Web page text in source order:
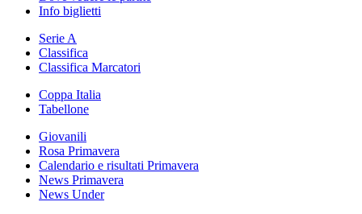
Info biglietti
Serie A
Classifica
Classifica Marcatori
Coppa Italia
Tabellone
Giovanili
Rosa Primavera
Calendario e risultati Primavera
News Primavera
News Under